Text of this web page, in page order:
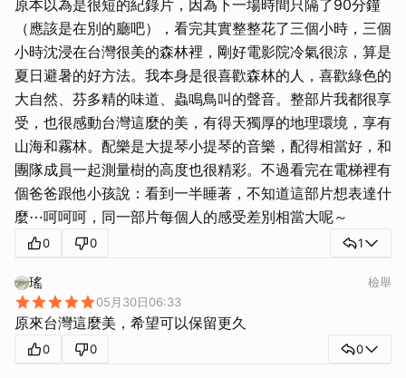
原本以為是很短的紀錄片，因為下一場時間只隔了90分鐘
（應該是在別的廳吧），看完其實整整花了三個小時，三個
小時沈浸在台灣很美的森林裡，剛好電影院冷氣很涼，算是
夏日避暑的好方法。我本身是很喜歡森林的人，喜歡綠色的
大自然、芬多精的味道、蟲鳴鳥叫的聲音。整部片我都很享
受，也很感動台灣這麼的美，有得天獨厚的地理環境，享有
山海和霧林。配樂是大提琴小提琴的音樂，配得相當好，和
團隊成員一起測量樹的高度也很精彩。不過看完在電梯裡有
個爸爸跟他小孩說：看到一半睡著，不知道這部片想表達什
麼⋯呵呵呵，同一部片每個人的感受差別相當大呢～
0 0 1
瑤
05月30日06:33
檢舉
原來台灣這麼美，希望可以保留更久
0 0 0